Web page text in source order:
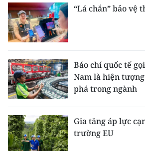
“Lá chắn” bảo vệ
Báo chí quốc tế
Nam là hiện
phá trong ngành
Gia tăng áp lực
trường EU